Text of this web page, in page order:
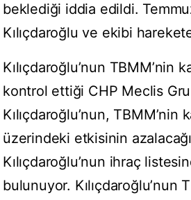
beklediği iddia edildi.
Kılıçdaroğlu ve ekibi
Kılıçdaroğlu’nun TBMM’nin
kontrol ettiği CHP Meclis
Kılıçdaroğlu’nun,
üzerindeki etkisinin
Kılıçdaroğlu’nun ihraç
bulunuyor. Kılıçdaroğlu’nun